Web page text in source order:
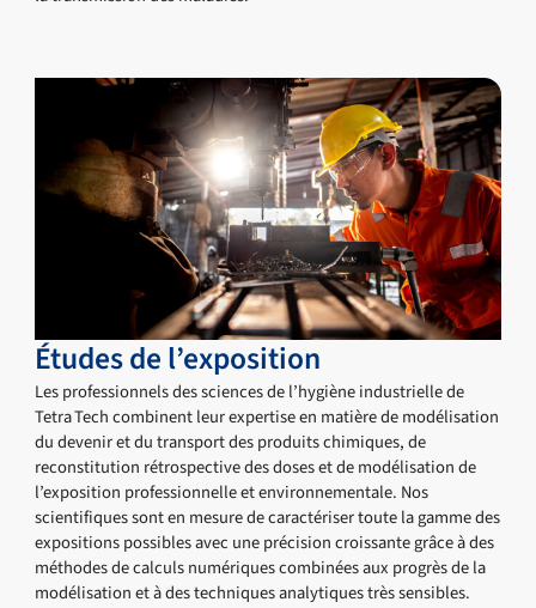
Études de l’exposition
Les professionnels des sciences de l’hygiène industrielle de
Tetra Tech combinent leur expertise en matière de modélisation
du devenir et du transport des produits chimiques, de
reconstitution rétrospective des doses et de modélisation de
l’exposition professionnelle et environnementale. Nos
scientifiques sont en mesure de caractériser toute la gamme des
expositions possibles avec une précision croissante grâce à des
méthodes de calculs numériques combinées aux progrès de la
modélisation et à des techniques analytiques très sensibles.